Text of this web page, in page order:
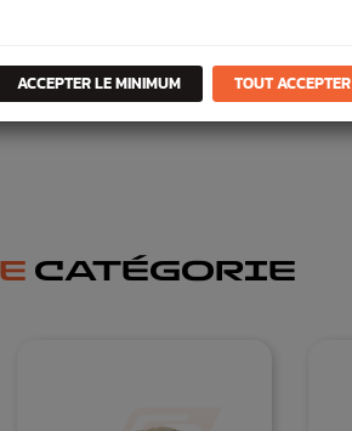
CATÉGORIE
ACCEPTER LE MINIMUM TOUT ACCEPTER